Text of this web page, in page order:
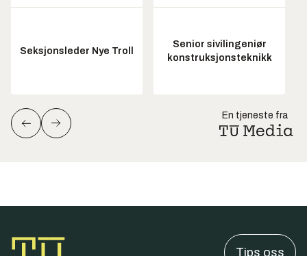
Seksjonsleder Nye Troll
Senior sivilingeniør
konstruksjonsteknikk
En tjeneste fra
Tips oss